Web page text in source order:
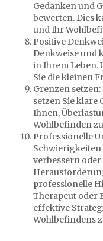
Gedanken und
bewerten. Dies
und Ihr
Positive
Denkweise und
in Ihrem Leben.
Sie die kleinen
Grenzen
setzen Sie klare
Ihnen,
Wohlbefinden
Professionelle
Schwierigkeiten
verbessern
professionelle
Therapeut oder
effektive
Wohlbefindens